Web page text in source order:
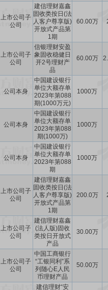
上市公司子
公司
建信理财嘉鑫
固收类按日(法
人客户尊享版)
开放式产品第
1期
60.00万
上市公司子
公司
信银理财安盈
象固收稳健日
开2号理财产
品
60.00万
公司本身
中国建设银行
单位大额存单
2023年第088
期(1000万元)
1000万
公司本身
中国建设银行
单位大额存单
2023年第088
期(1000万)
1000万
公司本身
中国建设银行
单位大额存单
2023年第088
期
1000万
上市公司子
公司
建信理财嘉鑫
固收类按日(法
人客户尊享版)
开放式产品第
1期
200.0万
上市公司子
公司
建信理财嘉鑫
(法人版)固收
类按日开放式
产品
30.00万
上市公司子
公司
中国工商银行
“工银同利”系
列随心E人民
币理财产品
50.00万
建信理财“安